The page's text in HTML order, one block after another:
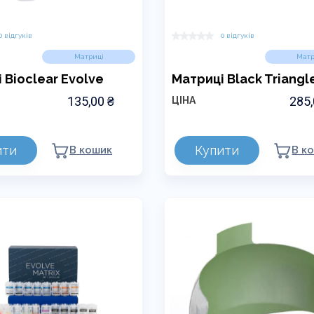
відгуків
Bioclear Evolve
Матриці
135,00 ₴
В кошик
0 відгуків
Матриці Black
ЦІНА
Купити В
Цей
товар
сторінці
товару